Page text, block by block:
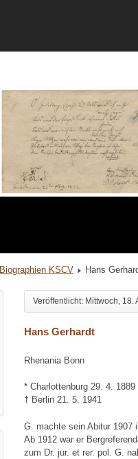
Biographien KSCV Hans
Veröffentlicht: Mittwoch, 18.
Hans Gerhardt
Rhenania Bonn
* Charlottenburg 29. 4. 1889
† Berlin 21. 5. 1941
G. machte sein Abitur 1907
Ab 1912 war er
zum Dr. jur. et rer. pol. G.